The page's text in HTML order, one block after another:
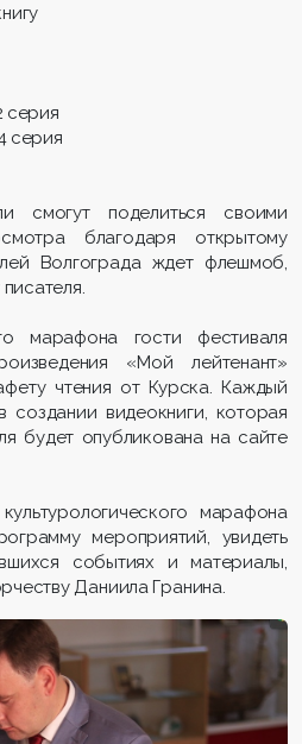
серия
серия
смогут поделиться своими
благодаря открытому
Волгограда ждет флешмоб,
марафона гости фестиваля
«Мой лейтенант»
чтения от Курска. Каждый
создании видеокниги, которая
будет опубликована на сайте
марафона
мероприятий, увидеть
событиях и материалы,
Даниила Гранина.